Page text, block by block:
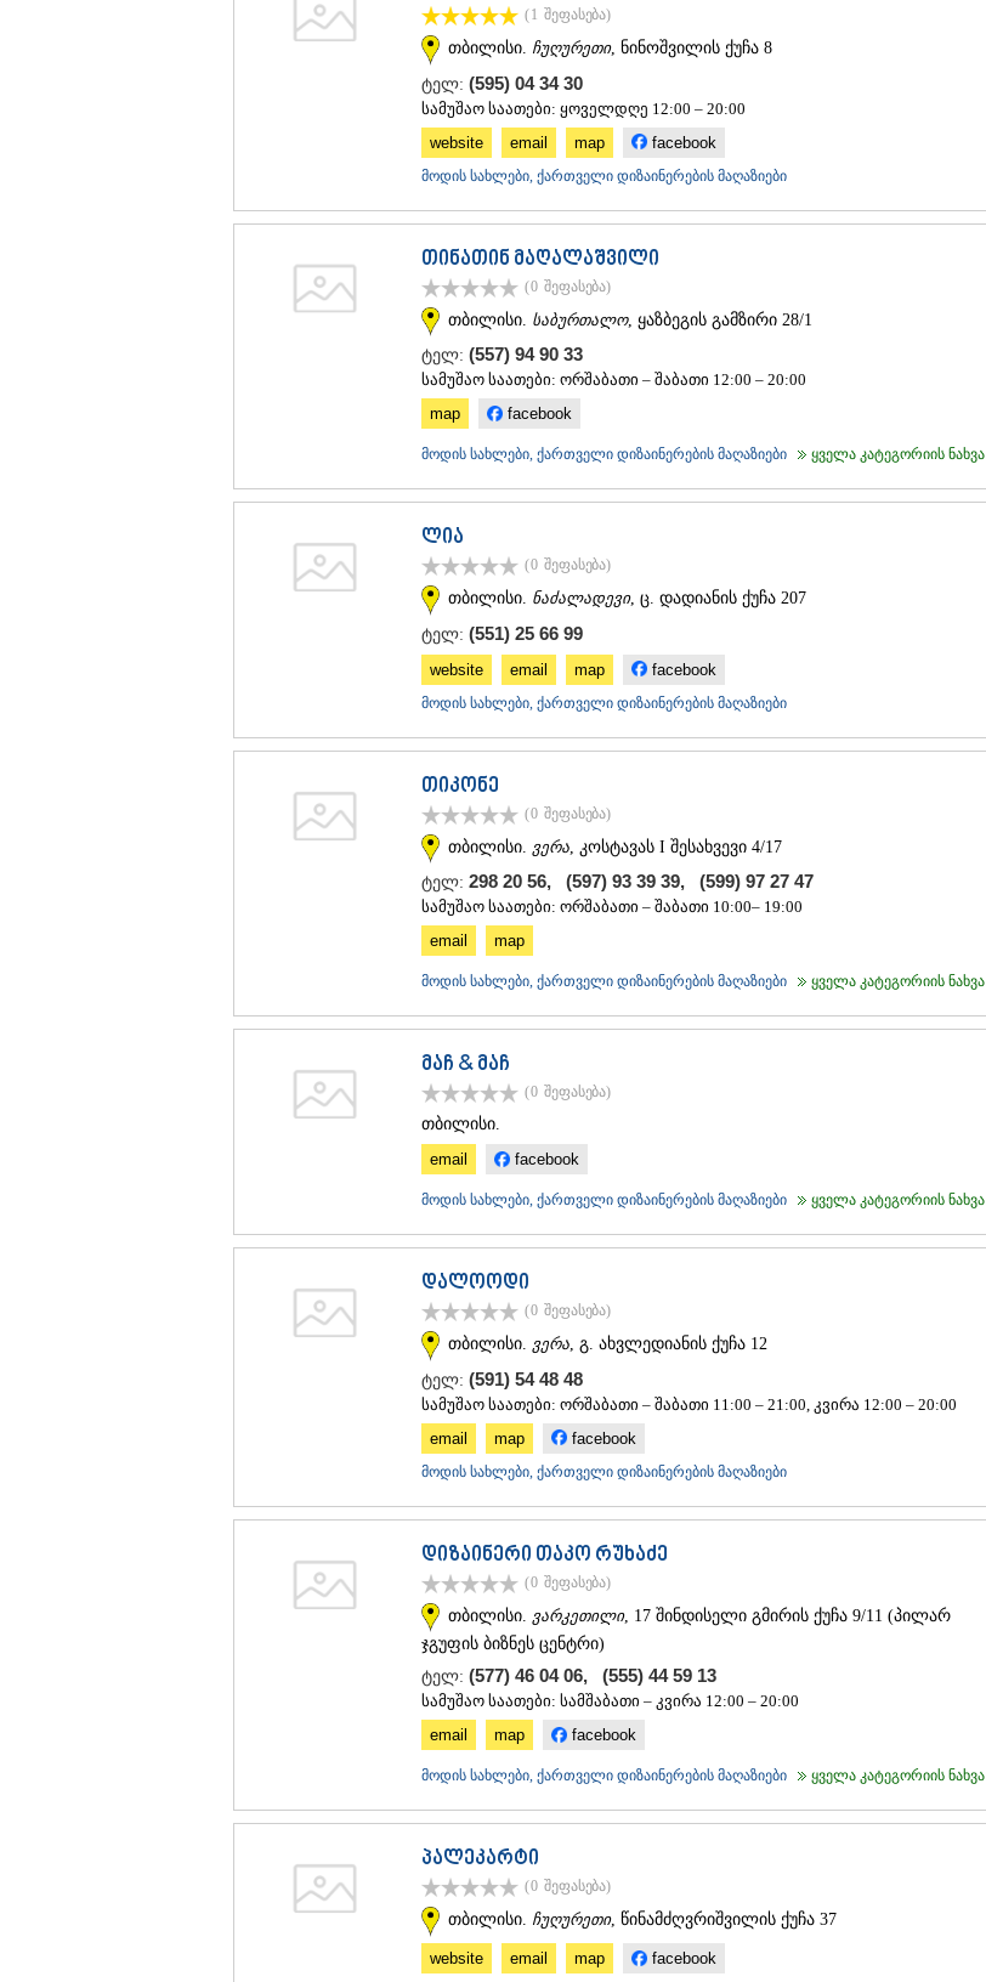
(1 შეფასება)
თბილისი. ჩუღურეთი, ნინოშვილის ქუჩა 8
ტელ: (595) 04 34 30
სამუშაო საათები: ყოველდღე 12:00 – 20:00
website
email map facebook
მოდის სახლები, ქართველი დიზაინერების მაღაზიები
თინათინ მაღალაშვილი
(0 შეფასება)
თბილისი. საბურთალო, ყაზბეგის გამზირი 28/1
ტელ: (557) 94 90 33
სამუშაო საათები: ორშაბათი – შაბათი 12:00 – 20:00
map
facebook
მოდის სახლები, ქართველი დიზაინერების მაღაზიები ყველა კატეგორიის ნახვა
ლია
(0 შეფასება)
თბილისი. ნაძალადევი, ც. დადიანის ქუჩა 207
ტელ: (551) 25 66 99
website email map facebook
მოდის სახლები, ქართველი დიზაინერების მაღაზიები
თიკონე
(0 შეფასება)
თბილისი. ვერა , კოსტავას I შესახვევი 4/17
ტელ: 298 20 56, (597) 93 39 39, (599) 97 27 47
სამუშაო საათები: ორშაბათი – შაბათი 10:00– 19:00
email
map
მოდის სახლები, ქართველი დიზაინერების მაღაზიები ყველა კატეგორიის ნახვა
მაჩ & მაჩ
(0 შეფასება)
თბილისი.
email
facebook
მოდის სახლები, ქართველი დიზაინერების მაღაზიები ყველა კატეგორიის ნახვა
დალოოდი
(0 შეფასება)
თბილისი. ვერა , გ. ახვლედიანის ქუჩა 12
ტელ: (591) 54 48 48
სამუშაო საათები: ორშაბათი – შაბათი 11:00 – 21:00, კვირა 12:00 – 20:00
email
map facebook
მოდის სახლები, ქართველი დიზაინერების მაღაზიები
დიზაინერი თაკო რუხაძე
(0 შეფასება)
თბილისი. ვარკეთილი, 17 შინდისელი გმირის ქუჩა 9/11 (პილარ
ჯგუფის ბიზნეს ცენტრი)
ტელ: (577) 46 04 06, (555) 44 59 13
სამუშაო საათები: სამშაბათი – კვირა 12:00 – 20:00
email
map facebook
მოდის სახლები, ქართველი დიზაინერების მაღაზიები ყველა კატეგორიის ნახვა
პალეკარტი
(0 შეფასება)
თბილისი. ჩუღურეთი, წინამძღვრიშვილის ქუჩა 37
website email map facebook